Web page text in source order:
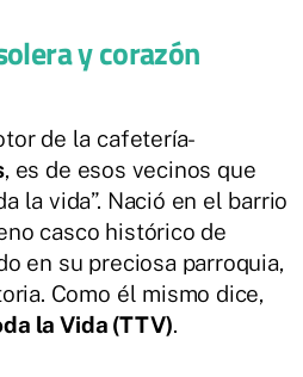
y corazón
de la cafetería-
, es de esos vecinos que
la vida”. Nació en el barrio
casco histórico de
en su preciosa parroquia,
Como él mismo dice,
la Vida (TTV).